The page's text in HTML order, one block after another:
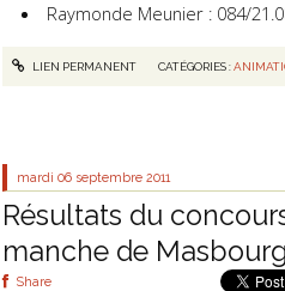
Raymonde Meunier : 084/
LIEN PERMANENT CATÉGORIES :
mardi 06 septembre 2011
Résultats du
manche de
Share